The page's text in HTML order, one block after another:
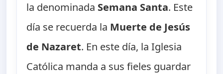
la denominada Semana Santa. Este
día se recuerda la Muerte de Jesús
de Nazaret. En este día, la Iglesia
Católica manda a sus fieles guardar